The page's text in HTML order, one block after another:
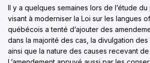
Il y a quelques semaines lors de l’étude du
visant à moderniser la Loi sur les langues
québécois a tenté d’ajouter des
dans la majorité des cas, la divulgation
ainsi que la nature des causes recevant de